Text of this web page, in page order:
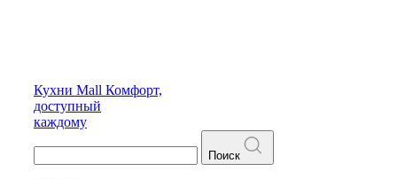
Кухни Mall Комфорт,
доступный
каждому
Поиск